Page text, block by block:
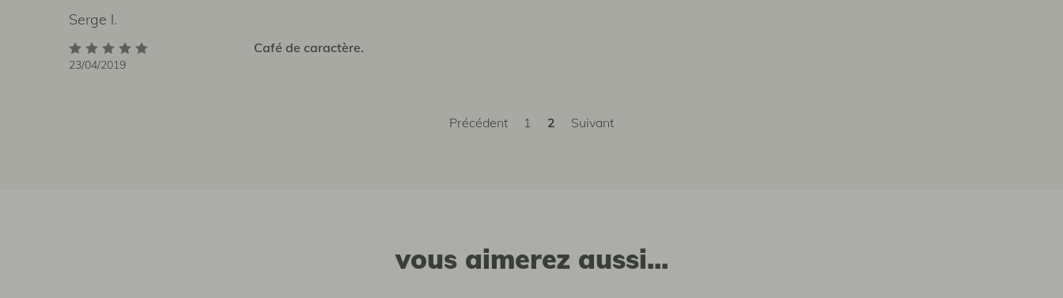
Serge l.
23/04/2019
Café de caractère.
Précédent 1 2 Suivant
vous aimerez aussi...